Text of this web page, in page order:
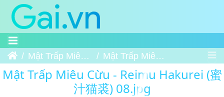
Trang chủMật Trấp Miêu Cừu - Reimu Hakurei (蜜汁猫裘) Mật Trấp Miêu Cừu - Reimu Hakurei (蜜汁猫裘) 08
Mật Trấp Miêu Cừu - Reimu Hakurei (蜜
汁猫裘) 08.jpg